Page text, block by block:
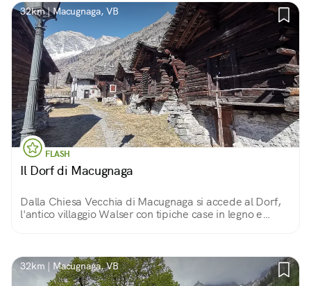
32km | Macugnaga, VB
FLASH
Il Dorf di Macugnaga
Dalla Chiesa Vecchia di Macugnaga si accede al Dorf,
l'antico villaggio Walser con tipiche case in legno e
32km | Macugnaga, VB